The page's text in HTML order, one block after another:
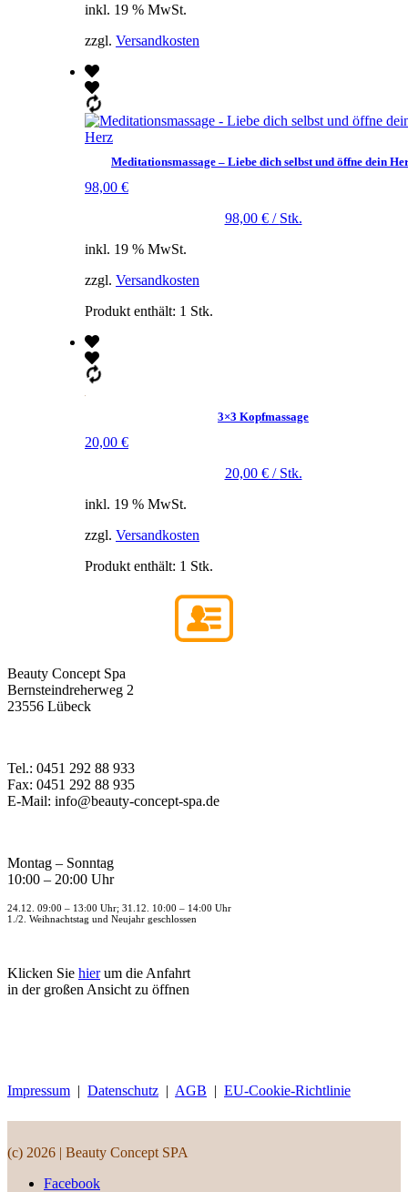
inkl. 19 % MwSt.
zzgl. Versandkosten
Meditationsmassage – Liebe dich selbst und öffne dein
98,00 €
98,00 €/ Stk.
inkl. 19 % MwSt.
zzgl. Versandkosten
Produkt enthält: 1 Stk.
3×3 Kopfmassage
20,00 €
20,00 €/ Stk.
inkl. 19 % MwSt.
zzgl. Versandkosten
Produkt enthält: 1 Stk.
Beauty Concept Spa
Bernsteindreherweg 2
23556 Lübeck
Tel.: 0451 292 88 933
Fax: 0451 292 88 935
E-Mail: info@beauty-concept-spa.de
Montag – Sonntag
10:00 – 20:00 Uhr
24.12. 09:00 – 13:00 Uhr; 31.12. 10:00 – 14:00 Uhr
1./2. Weihnachtstag und Neujahr geschlossen
Klicken Sie hierum die Anfahrt
in der großen Ansicht zu öffnen
Impressum | Datenschutz | AGB | EU-Cookie-Richtlinie
(c) 2026 | Beauty Concept SPA
Facebook